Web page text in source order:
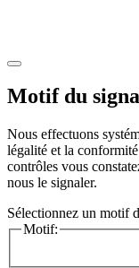
Motif du
Nous effectuons
légalité et la
contrôles vous
nous le signaler.
Sélectionnez un motif
Motif: